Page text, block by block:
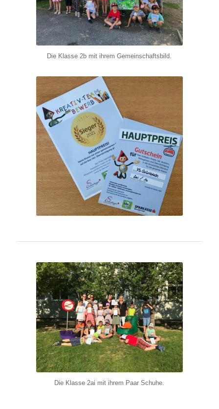
Die Klasse 2b mit ihrem Gemeinschaftsbild.
Die Klasse 2ai mit ihrem Paar Schuhe.